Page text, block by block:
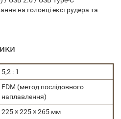
на головці екструдера та
5,2 : 1
FDM (метод послідовного
наплавлення)
225 × 225 × 265 мм